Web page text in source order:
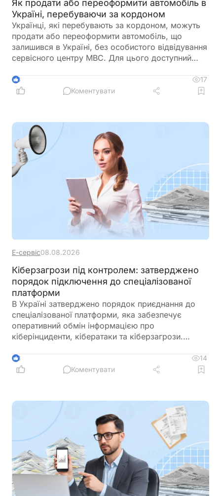
Як продати або переоформити автомобіль в
Україні, перебуваючи за кордоном
Українці, які перебувають за кордоном, можуть
продати або переоформити автомобіль, що
залишився в Україні, без особистого відвідування
сервісного центру МВС. Для цього доступний
довіреності на уповноваженого представника
3
17
Коментувати
Е-сервіс08.08.2026
Кіберзагрози під контролем: затверджено
порядок підключення до спеціалізованої
платформи
В Україні затверджено порядок приєднання до
спеціалізованої платформи, яка забезпечує
оперативний обмін інформацією про
кіберінциденти, кібератаки та кіберзагрози.
між державними органами, операторами
критичної інфраструктури та іншими суб’єктами
3
14
Коментувати